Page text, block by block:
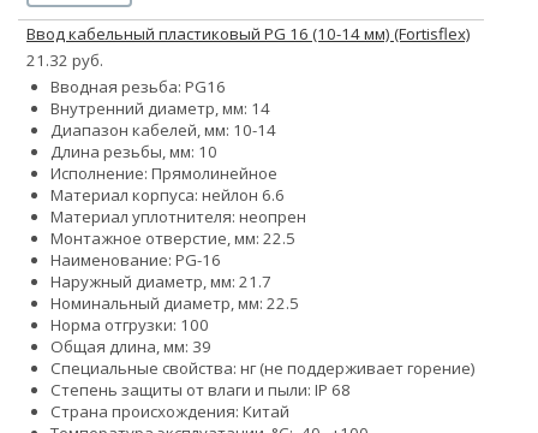
Ввод кабельный пластиковый PG 16 (10-14 мм) (Fortisflex)
21.32 руб.
Вводная резьба: PG16
Внутренний диаметр, мм: 14
Диапазон кабелей, мм: 10-14
Длина резьбы, мм: 10
Исполнение: Прямолинейное
Материал корпуса: нейлон 6.6
Материал уплотнителя: неопрен
Монтажное отверстие, мм: 22.5
Наименование: PG-16
Наружный диаметр, мм: 21.7
Номинальный диаметр, мм: 22.5
Норма отгрузки: 100
Общая длина, мм: 39
Специальные свойства: нг (не поддерживает горение)
Степень защиты от влаги и пыли: IP 68
Страна происхождения: Китай